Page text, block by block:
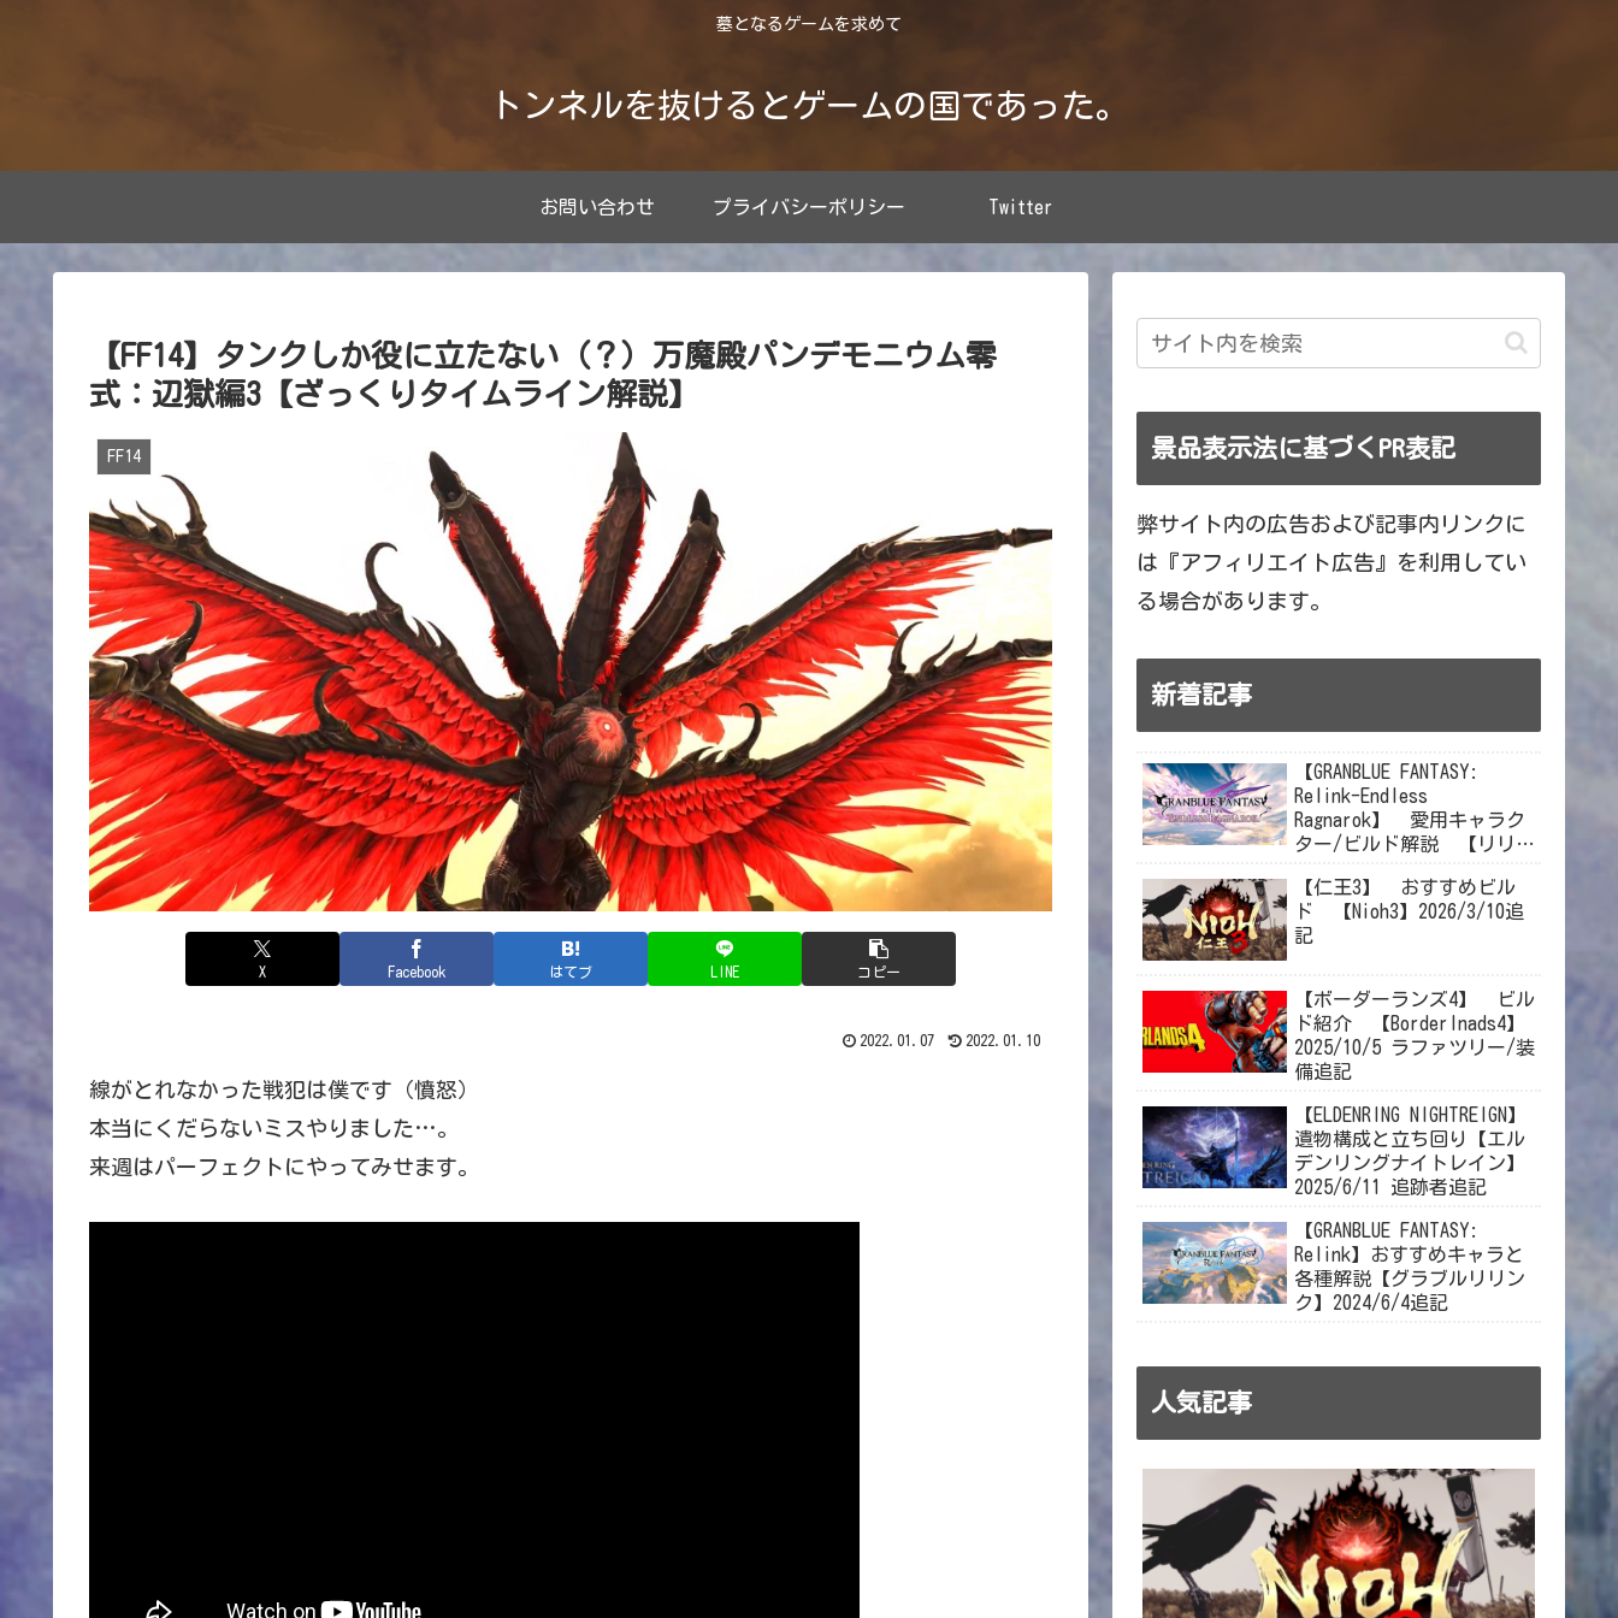
墓となるゲームを求めて
トンネルを抜けるとゲームの国であった。
お問い合わせ プライバシーポリシー Twitter
【FF14】タンクしか役に立たない（？）万魔殿パンデモニウム零
式：辺獄編3【ざっくりタイムライン解説】
FF14
X Facebook はてブ LINE コピー
2022.01.07 2022.01.10
線がとれなかった戦犯は僕です（憤怒）
本当にくだらないミスやりました…。
来週はパーフェクトにやってみせます。
景品表示法に基づくPR表記
弊サイト内の広告および記事内リンクに
は『アフィリエイト広告』を利用してい
る場合があります。
新着記事
【GRANBLUE FANTASY:
Relink-Endless
Ragnarok】 愛用キャラク
ター/ビルド解説 【リリン
2026/8/6ラカムジーン修正
【仁王3】 おすすめビル
ド 【Nioh3】2026/3/10追
記
【ボーダーランズ4】 ビル
ド紹介 【Borderlnads4】
2025/10/5 ラファツリー/装
備追記
【ELDENRING NIGHTREIGN】
遺物構成と立ち回り【エル
デンリングナイトレイン】
2025/6/11 追跡者追記
【GRANBLUE FANTASY:
Relink】おすすめキャラと
各種解説【グラブルリリン
ク】2024/6/4追記
人気記事